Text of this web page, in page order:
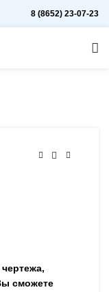
8 (8652) 23-07-23
сможете